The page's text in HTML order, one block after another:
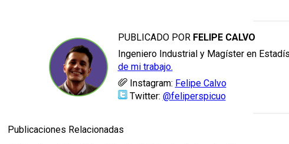
PUBLICADO POR FELIPE CALVO
Ingeniero Industrial y Magíster en
de mi trabajo.
Instagram: Felipe Calvo
Twitter: @feliperspicuo
Publicaciones Relacionadas